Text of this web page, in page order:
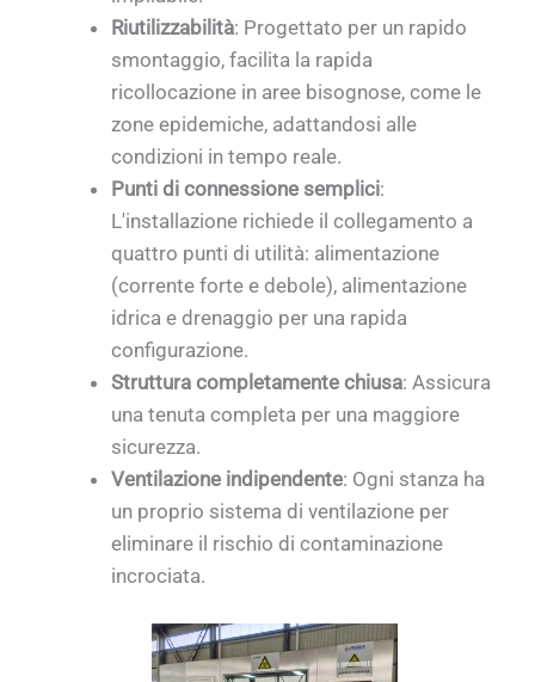
Riutilizzabilità: Progettato per un rapido
smontaggio, facilita la rapida
ricollocazione in aree bisognose, come le
zone epidemiche, adattandosi alle
condizioni in tempo reale.
Punti di connessione semplici:
L'installazione richiede il collegamento a
quattro punti di utilità: alimentazione
(corrente forte e debole), alimentazione
idrica e drenaggio per una rapida
configurazione.
Struttura completamente chiusa: Assicura
una tenuta completa per una maggiore
sicurezza.
Ventilazione indipendente: Ogni stanza ha
un proprio sistema di ventilazione per
eliminare il rischio di contaminazione
incrociata.